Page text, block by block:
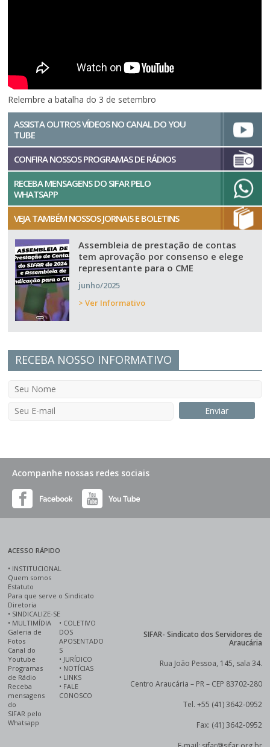
Relembre a batalha do 3 de setembro
ASSISTA OUTROS VÍDEOS NO CANAL DO YOU
TUBE
CONFIRA NOSSOS PROGRAMAS DE RÁDIOS
RECEBA MENSAGENS DO SIFAR PELO
WHATSAPP
VEJA TAMBÉM NOSSOS JORNAIS E BOLETINS
Assembleia de prestação de contas
tem aprovação por consenso e elege
representante para o CME
junho/2025
> Ver Informativo
RECEBA NOSSO INFORMATIVO
Acompanhe nossas redes sociais
ACESSO RÁPIDO
• INSTITUCIONAL
Quem somos
Estatuto
Para que serve o Sindicato
Diretoria
• SINDICALIZE-SE
• MULTIMÍDIA
Galeria de
Fotos
Canal do
Youtube
Programas
de Rádio
Receba
mensagens
do
SIFAR pelo
Whatsapp
• COLETIVO
DOS
APOSENTADO
S
• JURÍDICO
• NOTÍCIAS
• LINKS
• FALE
CONOSCO
SIFAR- Sindicato dos Servidores de
Araucária
Rua João Pessoa, 145, sala 34.
Centro Araucária – PR – CEP 83702-280
Tel. +55 (41) 3642-0952
Fax: (41) 3642-0952